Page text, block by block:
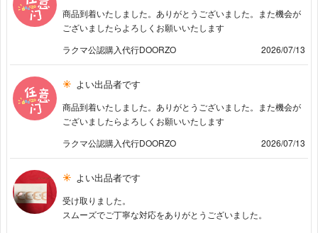
商品到着いたしました。ありがとうございました。また機会が
ございましたらよろしくお願いいたします
ラクマ公認購入代行DOORZO
2026/07/13
よい出品者です
商品到着いたしました。ありがとうございました。また機会が
ございましたらよろしくお願いいたします
ラクマ公認購入代行DOORZO
2026/07/13
よい出品者です
受け取りました。
スムーズでご丁寧な対応をありがとうございました。